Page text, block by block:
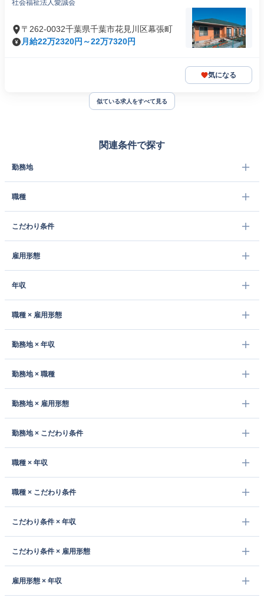
社会福祉法人愛誠会
〒262-0032千葉県千葉市花見川区幕張町
月給22万2320円～22万7320円
気になる
似ている求人をすべて見る
関連条件で探す
勤務地
職種
こだわり条件
雇用形態
年収
職種 × 雇用形態
勤務地 × 年収
勤務地 × 職種
勤務地 × 雇用形態
勤務地 × こだわり条件
職種 × 年収
職種 × こだわり条件
こだわり条件 × 年収
こだわり条件 × 雇用形態
雇用形態 × 年収